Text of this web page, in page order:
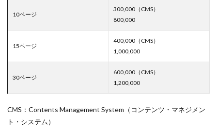
10ページ
300,000（CMS）
800,000
15ページ
400,000（CMS）
1,000,000
30ページ
600,000（CMS）
1,200,000
CMS：Contents Management System（コンテンツ・マネジメン
ト・システム）